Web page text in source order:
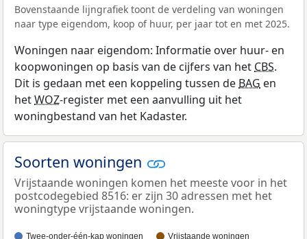
Bovenstaande lijngrafiek toont de verdeling van woningen
naar type eigendom, koop of huur, per jaar tot en met 2025.
Woningen naar eigendom: Informatie over huur- en
koopwoningen op basis van de cijfers van het CBS.
Dit is gedaan met een koppeling tussen de BAG en
hetWOZ-register met een aanvulling uit het
woningbestand van het Kadaster.
Soorten woningen
Vrijstaande woningen komen het meeste voor in het
postcodegebied 8516: er zijn 30 adressen met het
woningtype vrijstaande woningen.
Twee-onder-één-kap woningen Vrijstaande woningen